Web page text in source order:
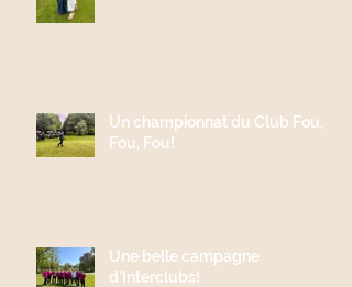
Un championnat du Club Fou,
Fou, Fou!
Une belle campagne
d'Interclubs!